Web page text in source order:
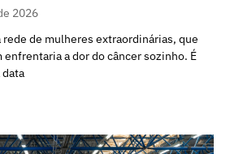
2026
rede de mulheres extraordinárias, que
a dor do câncer sozinho. É